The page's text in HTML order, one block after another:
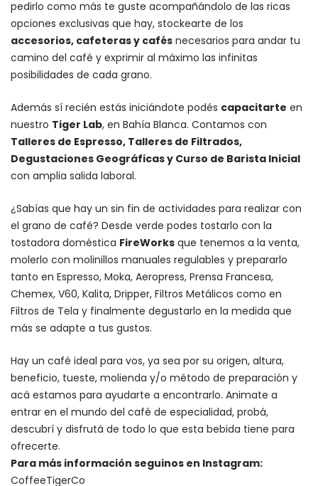
pedirlo como más te guste acompañándolo de las ricas
opciones exclusivas que hay, stockearte de los
accesorios, cafeteras y cafés necesarios para andar tu
camino del café y exprimir al máximo las infinitas
posibilidades de cada grano.
Además sí recién estás iniciándote podés capacitarte en
nuestro Tiger Lab, en Bahía Blanca. Contamos con
Talleres de Espresso, Talleres de Filtrados,
Degustaciones Geográficas y Curso de Barista Inicial
con amplia salida laboral.
¿Sabías que hay un sin fin de actividades para realizar con
el grano de café? Desde verde podes tostarlo con la
tostadora doméstica FireWorks que tenemos a la venta,
molerlo con molinillos manuales regulables y prepararlo
tanto en Espresso, Moka, Aeropress, Prensa Francesa,
Chemex, V60, Kalita, Dripper, Filtros Metálicos como en
Filtros de Tela y finalmente degustarlo en la medida que
más se adapte a tus gustos.
Hay un café ideal para vos, ya sea por su origen, altura,
beneficio, tueste, molienda y/o método de preparación y
acá estamos para ayudarte a encontrarlo. Animate a
entrar en el mundo del café de especialidad, probá,
descubrí y disfrutá de todo lo que esta bebida tiene para
ofrecerte.
Para más información seguinos en Instagram:
CoffeeTigerCo